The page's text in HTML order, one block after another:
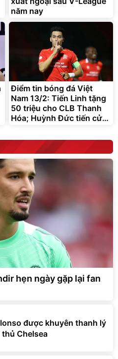
năm nay
Điểm tin bóng đá Việt
Nam 13/2: Tiến Linh tặng
50 triệu cho CLB Thanh
Hóa; Huỳnh Đức tiến cử
hẹn ngày gặp lại fan
được khuyên thanh lý
thủ Chelsea